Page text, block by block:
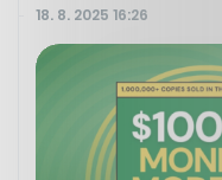
18. 8. 2025 16:26